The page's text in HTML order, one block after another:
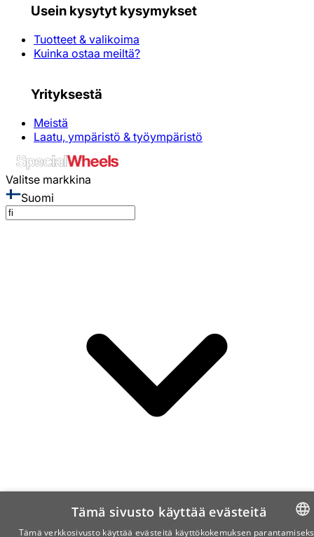
Usein kysytyt kysymykset
Tuotteet & valikoima
Kuinka ostaa meiltä?
Yrityksestä
Meistä
Laatu, ympäristö & työympäristö
Valitse markkina
Suomi
Tämä sivusto käyttää evästeitä
Tämä verkkosivusto käyttää evästeitä käyttökokemuksen